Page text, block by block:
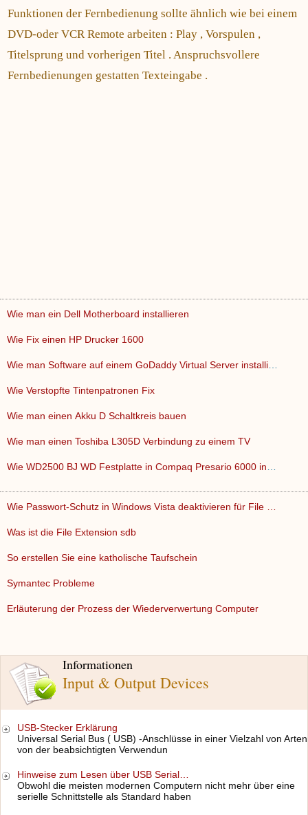
Informationen
Input & Output Devices
USB-Stecker Erklärung
Universal Serial Bus ( USB) -Anschlüsse in einer Vielzahl von Arten
von der beabsichtigten Verwendun
Hinweise zum Lesen über USB Serial…
Obwohl die meisten modernen Computern nicht mehr über eine
serielle Schnittstelle als Standard haben
Funktionen der Fernbedienung sollte ähnlich wie bei einem
DVD-oder VCR Remote arbeiten : Play , Vorspulen ,
Titelsprung und vorherigen Titel . Anspruchsvollere
Fernbedienungen gestatten Texteingabe .
Wie man ein Dell Motherboard installieren
Wie Fix einen HP Drucker 1600
Wie Verstopfte Tintenpatronen Fix
Wie man einen Akku D Schaltkreis bauen
Wie man einen Toshiba L305D Verbindung zu einem TV
Wie Passwort-Schutz in Windows Vista deaktivieren für File …
Was ist die File Extension sdb
So erstellen Sie eine katholische Taufschein
Symantec Probleme
Erläuterung der Prozess der Wiederverwertung Computer